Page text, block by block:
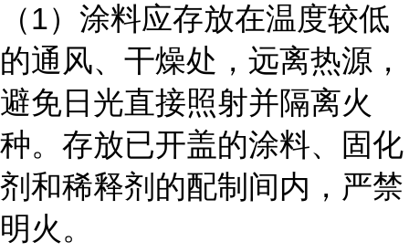
（1）涂料应存放在温度较低
的通风、干燥处，远离热源，
避免日光直接照射并隔离火
种。存放已开盖的涂料、固化
剂和稀释剂的配制间内，严禁
明火。